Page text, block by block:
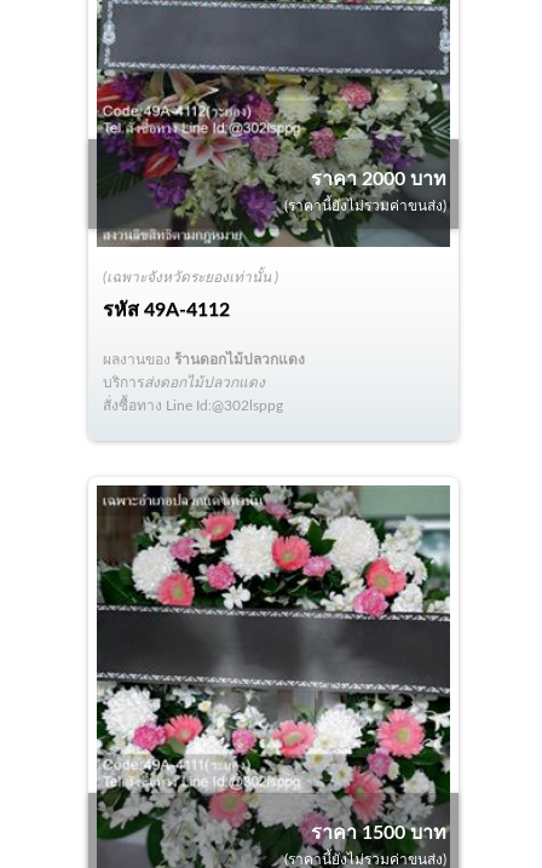
(เฉพาะจังหวัดระยองเท่านั้น )
รหัส49A-4112
ราคา 2000 บาท
(ราคานี้ยังไม่รวมค่าขนส่ง)
ผลงานของ ร้านดอกไม้ปลวกแดง
บริการส่งดอกไม้ปลวกแดง
สั่งซื้อทาง Line Id:@302lsppg
ราคา 1500 บาท
(ราคานี้ยังไม่รวมค่าขนส่ง)